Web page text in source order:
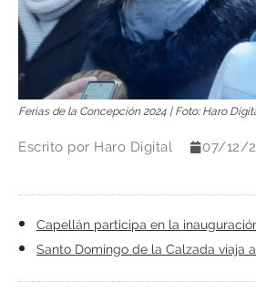
Ferias de la Concepción 2024 | Foto: Haro
Escrito por Haro Digital 07/12/
Capellán participa en la
Santo Domingo de la Calzada viaja